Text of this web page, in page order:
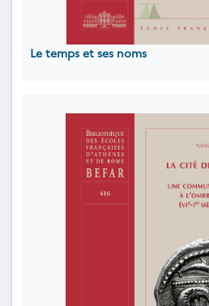
Le temps et ses noms